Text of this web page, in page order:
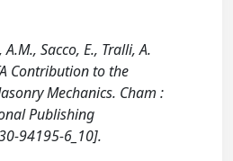
Sacco, E., Tralli, A.
Contribution to the
Mechanics. Cham :
Publishing
94195-6_10].